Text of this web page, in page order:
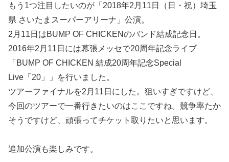
もう1つ注目したいのが「2018年2月11日（日・祝）埼玉
県 さいたまスーパーアリーナ」公演。
2月11日はBUMP OF CHICKENのバンド結成記念日。
2016年2月11日には幕張メッセで20周年記念ライブ
「BUMP OF CHICKEN 結成20周年記念Special
Live「20」」を行いました。
ツアーファイナルを2月11日にした。狙いすぎですけど、
今回のツアーで一番行きたいのはここですね。競争率たか
そうですけど、頑張ってチケット取りたいと思います。
追加公演も楽しみです。